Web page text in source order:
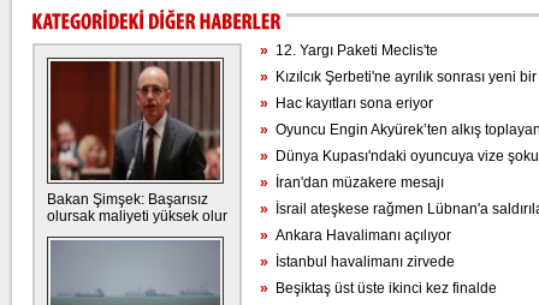
Bakan Şimşek: Başarısız
olursak maliyeti yüksek olur
» 12. Yargı Paketi Meclis'te
» Kızılcık Şerbeti'ne ayrılık sonrası yeni
» Hac kayıtları sona eriyor
» Oyuncu Engin Akyürek’ten alkış
» Dünya Kupası'ndaki oyuncuya vize şoku
» İran'dan müzakere mesajı
» İsrail ateşkese rağmen Lübnan'a
» Ankara Havalimanı açılıyor
» İstanbul havalimanı zirvede
» Beşiktaş üst üste ikinci kez finalde